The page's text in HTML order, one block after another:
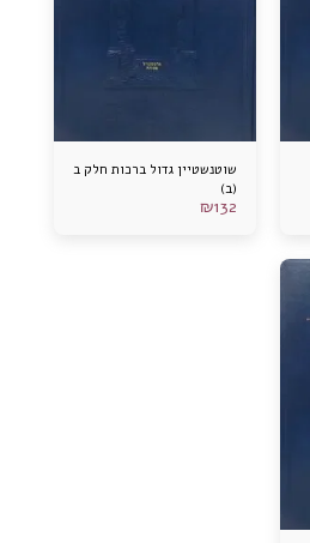
שוטנשטיין גדול ברכות חלק ב
(ב)
₪132